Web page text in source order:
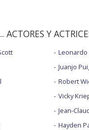
ACTORES Y
Leonardo
Juanjo
Robert
Vicky
Jean-
Hayden